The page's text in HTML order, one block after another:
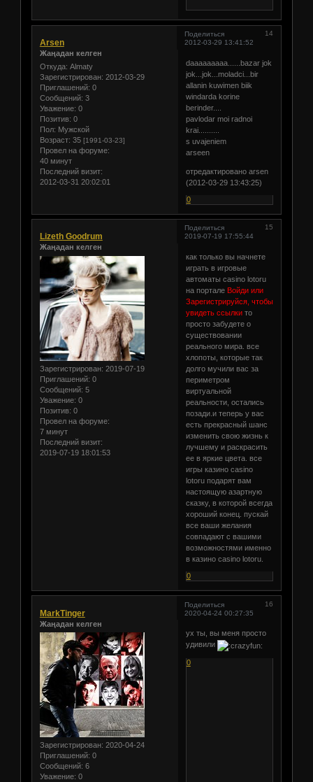
Поделиться
14
2012-03-29 13:41:52
Arsen
Жаңадан келген
Откуда: Almaty
Зарегистрирован: 2012-03-29
Приглашений: 0
Сообщений: 3
Уважение: 0
Позитив: 0
Пол: Мужской
Возраст: 35 [1991-03-23]
Провел на форуме:
40 минут
Последний визит:
2012-03-31 20:02:01
daaaaaaaaa......bazar jok
jok...jok...moladci...bir
allanin kuwimen biik
windarda korine
berinder....
pavlodar moi radnoi
krai..........
s uvajeniem
arseen
отредактировано arsen
(2012-03-29 13:43:25)
0
Поделиться
15
2019-07-19 17:55:44
Lizeth Goodrum
Жаңадан келген
Зарегистрирован: 2019-07-19
Приглашений: 0
Сообщений: 5
Уважение: 0
Позитив: 0
Провел на форуме:
7 минут
Последний визит:
2019-07-19 18:01:53
как только вы начнете
играть в игровые
автоматы casino lotoru
на портале Войди или
Зарегистрируйся, чтобы
увидеть ссылкито
просто забудете о
существовании
реального мира. все
хлопоты, которые так
долго мучили вас за
периметром
виртуальной
реальности, остались
позади.и теперь у вас
есть прекрасный шанс
изменить свою жизнь к
лучшему и раскрасить
ее в яркие цвета. все
игры казино casino
lotoru подарят вам
настоящую азартную
сказку, в которой всегда
хороший конец. пускай
все ваши желания
совпадают с вашими
возможностями именно
в казино casino lotoru.
0
Поделиться
16
2020-04-24 00:27:35
MarkTinger
Жаңадан келген
Зарегистрирован: 2020-04-24
Приглашений: 0
Сообщений: 6
Уважение: 0
ух ты, вы меня просто
удивили
0